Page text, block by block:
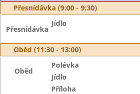
Přesnídávka (9:00 - 9:30)
Přesnídávka
Jídlo
Oběd (11:30 - 13:00)
Oběd
Polévka
Jídlo
Příloha